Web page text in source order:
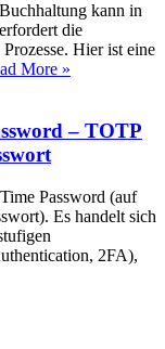
kann in
die
Hier ist eine
More »
– TOTP
Password (auf
Es handelt sich
2FA),